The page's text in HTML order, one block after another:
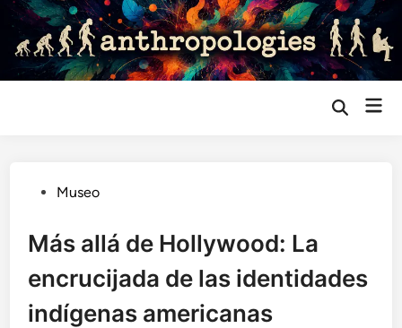
Saltar
contenido
Abrir
Publicado
Museo
Más allá de Hollywood: La
encrucijada de las identidades
indígenas americanas